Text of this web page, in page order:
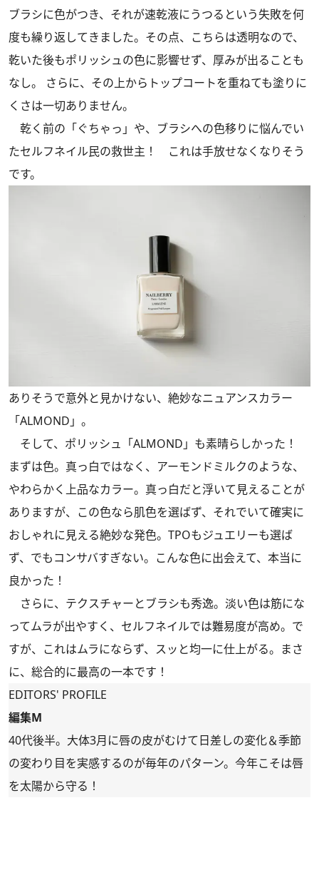
ブラシに色がつき、それが速乾液にうつるという失敗を何
度も繰り返してきました。その点、こちらは透明なので、
乾いた後もポリッシュの色に影響せず、厚みが出ることも
なし。 さらに、その上からトップコートを重ねても塗りに
くさは一切ありません。
乾く前の「ぐちゃっ」や、ブラシへの色移りに悩んでい
たセルフネイル民の救世主！ これは手放せなくなりそう
です。
ありそうで意外と見かけない、絶妙なニュアンスカラー
「ALMOND」。
そして、ポリッシュ「ALMOND」も素晴らしかった！
まずは色。真っ白ではなく、アーモンドミルクのような、
やわらかく上品なカラー。真っ白だと浮いて見えることが
ありますが、この色なら肌色を選ばず、それでいて確実に
おしゃれに見える絶妙な発色。TPOもジュエリーも選ば
ず、でもコンサバすぎない。こんな色に出会えて、本当に
良かった！
さらに、テクスチャーとブラシも秀逸。淡い色は筋にな
ってムラが出やすく、セルフネイルでは難易度が高め。で
すが、これはムラにならず、スッと均一に仕上がる。まさ
に、総合的に最高の一本です！
EDITORS' PROFILE
編集M
40代後半。大体3月に唇の皮がむけて日差しの変化＆季節
の変わり目を実感するのが毎年のパターン。今年こそは唇
を太陽から守る！